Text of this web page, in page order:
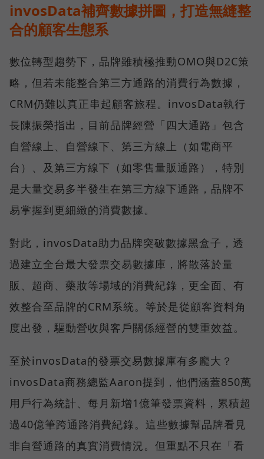
invosData補齊數據拼圖，打造無縫整
合的顧客生態系
數位轉型趨勢下，品牌雖積極推動OMO與D2C策
略，但若未能整合第三方通路的消費行為數據，
CRM仍難以真正串起顧客旅程。invosData執行
長陳振榮指出，目前品牌經營「四大通路」包含
自營線上、自營線下、第三方線上（如電商平
台）、及第三方線下（如零售量販通路），特別
是大量交易多半發生在第三方線下通路，品牌不
易掌握到更細緻的消費數據。
對此，invosData助力品牌突破數據黑盒子，透
過建立全台最大發票交易數據庫，將散落於量
販、超商、藥妝等場域的消費紀錄，更全面、有
效整合至品牌的CRM系統。等於是從顧客資料角
度出發，驅動營收與客戶關係經營的雙重效益。
至於invosData的發票交易數據庫有多龐大？
invosData商務總監Aaron提到，他們涵蓋850萬
用戶行為統計、每月新增1億筆發票資料，累積超
過40億筆跨通路消費紀錄。這些數據幫品牌看見
非自營通路的真實消費情況。但重點不只在「看